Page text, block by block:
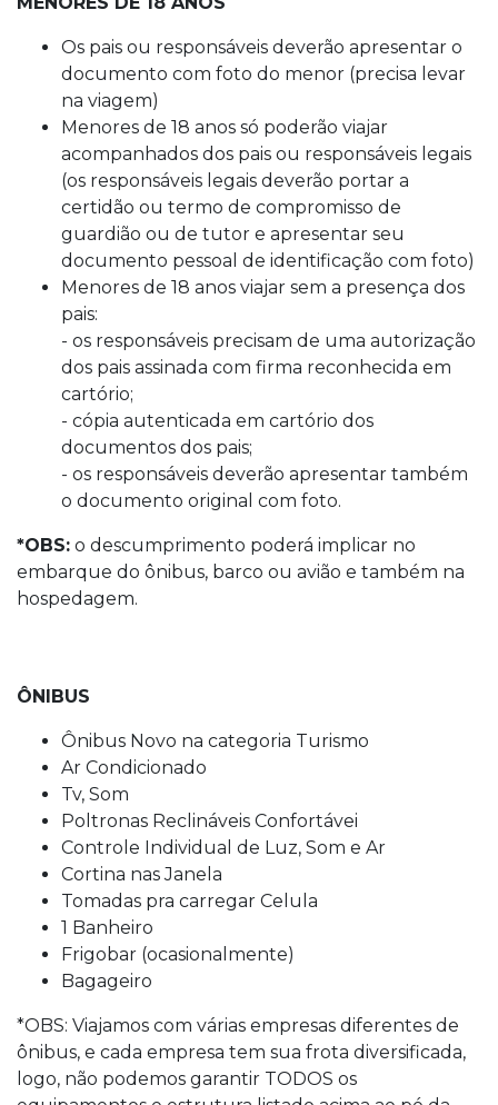
Os pais ou responsáveis deverão apresentar o
documento com foto do menor (precisa levar
na viagem)
Menores de 18 anos só poderão viajar
acompanhados dos pais ou responsáveis legais
(os responsáveis legais deverão portar a
certidão ou termo de compromisso de
guardião ou de tutor e apresentar seu
documento pessoal de identificação com foto)
Menores de 18 anos viajar sem a presença dos
pais:
- os responsáveis precisam de uma autorização
dos pais assinada com firma reconhecida em
cartório;
- cópia autenticada em cartório dos
documentos dos pais;
- os responsáveis deverão apresentar também
o documento original com foto.
*OBS: o descumprimento poderá implicar no
embarque do ônibus, barco ou avião e também na
hospedagem.
ÔNIBUS
Ônibus Novo na categoria Turismo
Ar Condicionado
Tv, Som
Poltronas Reclináveis Confortávei
Controle Individual de Luz, Som e Ar
Cortina nas Janela
Tomadas pra carregar Celula
1 Banheiro
Frigobar (ocasionalmente)
Bagageiro
*OBS: Viajamos com várias empresas diferentes de
ônibus, e cada empresa tem sua frota diversificada,
logo, não podemos garantir TODOS os